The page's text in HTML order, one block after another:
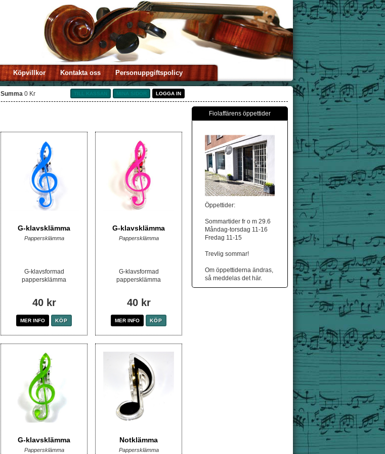
Köpvillkor Kontakta oss Personuppgiftspolicy
Summa 0 Kr TILL KASSAN LOGGA IN
G-klavsklämma
Pappersklämma
G-klavsformad
pappersklämma
40 kr
MER INFO KÖP
G-klavsklämma
Pappersklämma
G-klavsformad
pappersklämma
40 kr
MER INFO KÖP
G-klavsklämma
Pappersklämma
Notklämma
Pappersklämma
Fiolaffärens öppettider
Öppettider:
Sommartider fr o m 29.6
Måndag-torsdag 11-16
Fredag 11-15
Trevlig sommar!
Om öppettiderna ändras,
så meddelas det här.